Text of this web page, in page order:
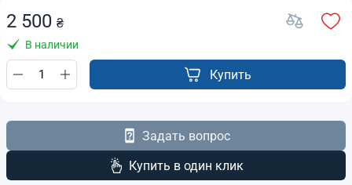
2 500 ₴
В наличии
Купить
Задать вопрос
Купить в один клик